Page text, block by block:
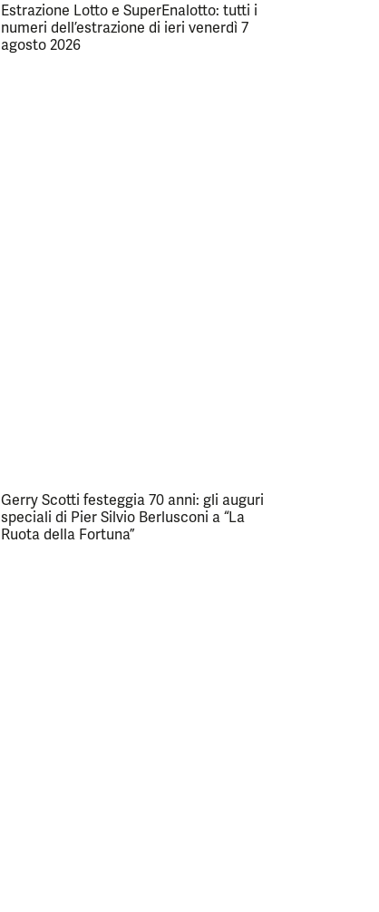
Estrazione Lotto e SuperEnalotto: tutti i
numeri dell’estrazione di ieri venerdì 7
agosto 2026
Gerry Scotti festeggia 70 anni: gli auguri
speciali di Pier Silvio Berlusconi a “La
Ruota della Fortuna”